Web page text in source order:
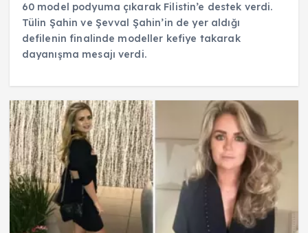
60 model podyuma çıkarak Filistin’e destek verdi.
Tülin Şahin ve Şevval Şahin’in de yer aldığı
defilenin finalinde modeller kefiye takarak
dayanışma mesajı verdi.